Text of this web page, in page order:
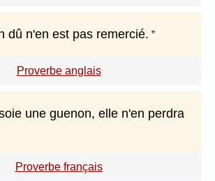
dû n'en est pas remercié.
Proverbe anglais
une guenon, elle n'en perdra
Proverbe français